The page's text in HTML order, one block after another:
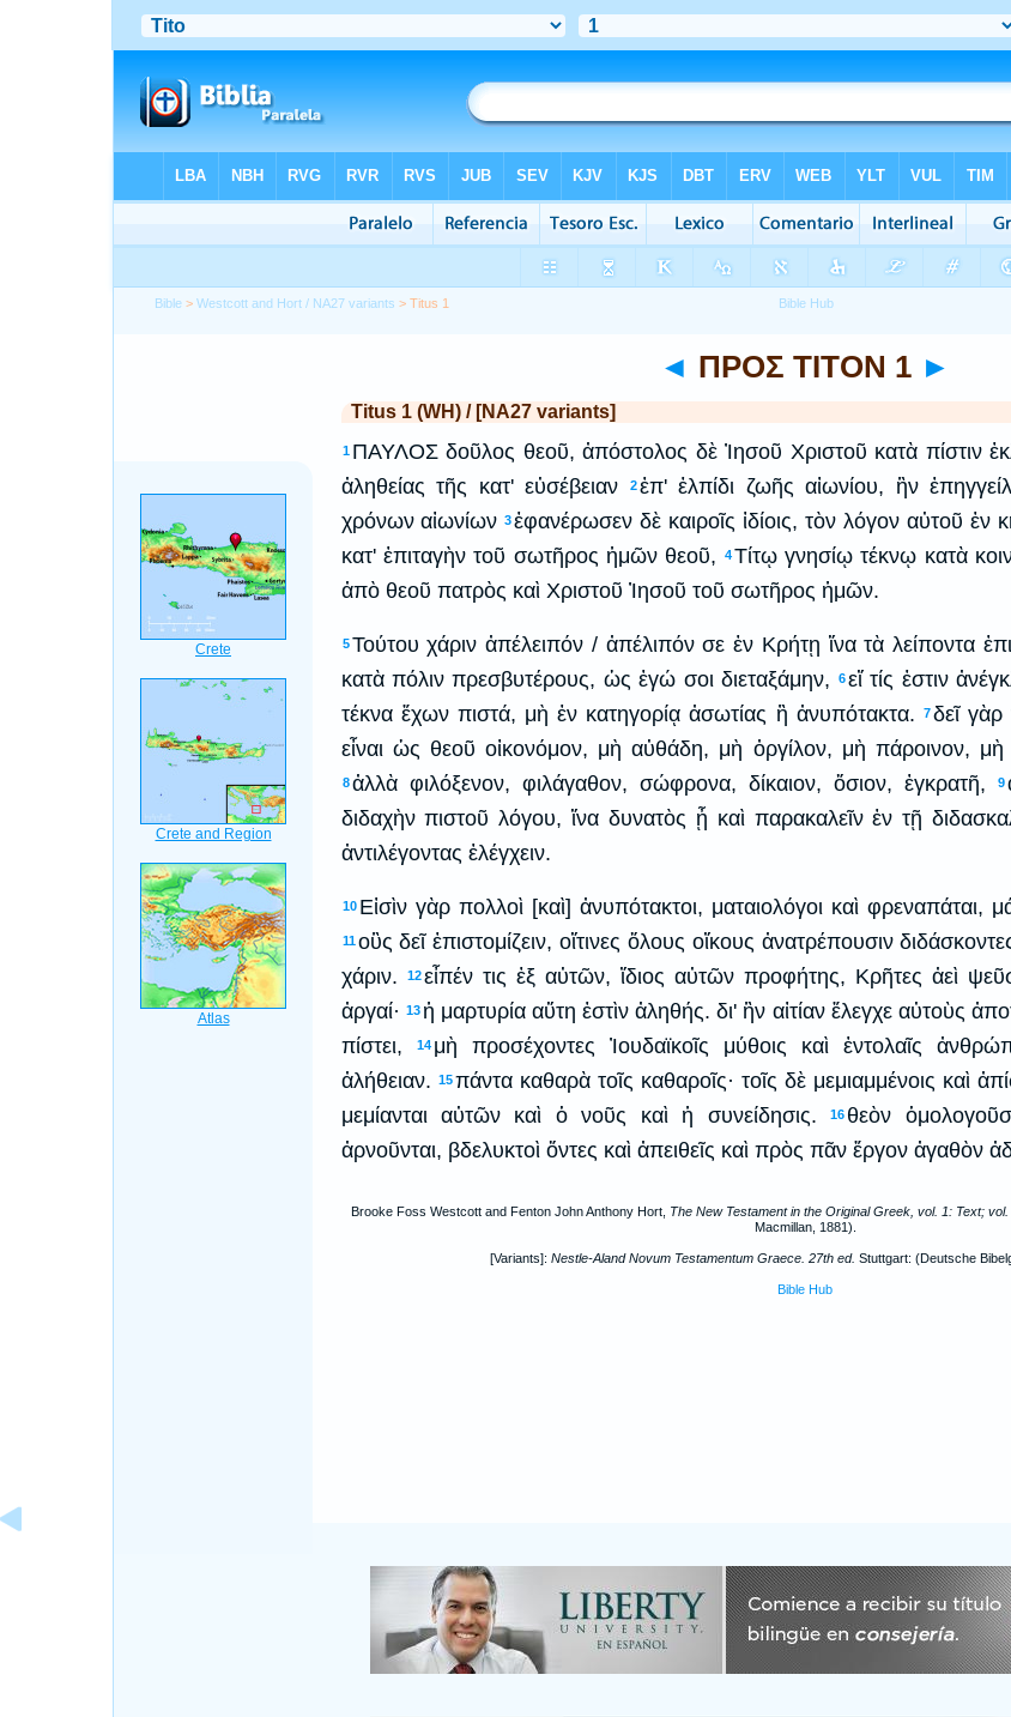
Bible >Westcott and Hort / NA27 variants > Titus 1
◄ ΠΡΟΣ ΤΙΤΟΝ 1 ►
Titus 1 (WH) / [NA27 variants]
1 ΠΑΥΛΟΣ δοῦλος θεοῦ, ἀπόστολος δὲ Ἰησοῦ Χριστοῦ κατὰ πίστιν
ἀληθείας τῆς κατ' εὐσέβειαν
2ἐπ' ἐλπίδι ζωῆς αἰωνίου, ἣν
χρόνων αἰωνίων 3ἐφανέρωσεν δὲ καιροῖς ἰδίοις, τὸν λόγον αὐτοῦ ἐν
κατ' ἐπιταγὴν τοῦ σωτῆρος ἡμῶν θεοῦ,
4Τίτῳ γνησίῳ τέκνῳ κατὰ
ἀπὸ θεοῦ πατρὸς καὶ Χριστοῦ Ἰησοῦ τοῦ σωτῆρος ἡμῶν.
5 Τούτου χάριν ἀπέλειπόν / ἀπέλιπόν σε ἐν Κρήτῃ ἵνα τὰ λείποντα
κατὰ πόλιν πρεσβυτέρους, ὡς ἐγώ σοι διεταξάμην,
6εἴ τίς ἐστιν
τέκνα ἔχων πιστά, μὴ ἐν κατηγορίᾳ ἀσωτίας ἢ ἀνυπότακτα.
7δεῖ
εἶναι ὡς θεοῦ οἰκονόμον, μὴ αὐθάδη, μὴ ὀργίλον, μὴ πάροινον,
8 ἀλλὰ φιλόξενον, φιλάγαθον, σώφρονα, δίκαιον, ὅσιον, ἐγκρατῆ, 9
διδαχὴν πιστοῦ λόγου, ἵνα δυνατὸς ᾖ καὶ παρακαλεῖν ἐν τῇ
ἀντιλέγοντας ἐλέγχειν.
10 Εἰσὶν γὰρ πολλοὶ [καὶ] ἀνυπότακτοι, ματαιολόγοι καὶ φρεναπάται,
11 οὓς δεῖ ἐπιστομίζειν, οἵτινες ὅλους οἴκους ἀνατρέπουσιν
χάριν.
12 εἶπέν τις ἐξ αὐτῶν, ἴδιος αὐτῶν προφήτης, Κρῆτες ἀεὶ
ἀργαί· 13 ἡ μαρτυρία αὕτη ἐστὶν ἀληθής. δι' ἣν αἰτίαν ἔλεγχε αὐτοὺς
πίστει,
14 μὴ προσέχοντες Ἰουδαϊκοῖς μύθοις καὶ ἐντολαῖς
ἀλήθειαν. 15 πάντα καθαρὰ τοῖς καθαροῖς· τοῖς δὲ μεμιαμμένοις καὶ
μεμίανται αὐτῶν καὶ ὁ νοῦς καὶ ἡ συνείδησις.
16 θεὸν
ἀρνοῦνται, βδελυκτοὶ ὄντες καὶ ἀπειθεῖς καὶ πρὸς πᾶν ἔργον ἀγαθὸν
Brooke Foss Westcott and Fenton John Anthony Hort, The New Testament in the Original Greek, vol. 1: Text;
Macmillan, 1881).
[Variants]: Nestle-Aland Novum Testamentum Graece. 27th ed. Stuttgart: (Deutsche
Bible Hub